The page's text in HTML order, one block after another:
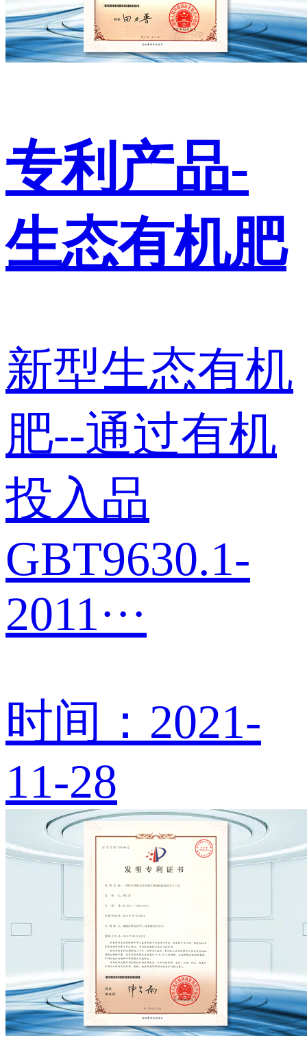
专利产品-
生态有机肥
新型生态有机
肥--通过有机
投入品
GBT9630.1-
2011···
时间：2021-
11-28